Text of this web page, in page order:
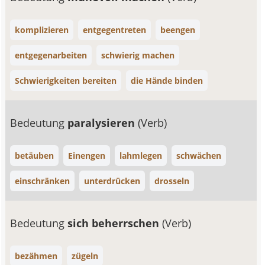
komplizieren entgegentreten beengen
entgegenarbeiten schwierig machen
Schwierigkeiten bereiten die Hände binden
Bedeutung paralysieren(Verb)
betäuben Einengen lahmlegen schwächen
einschränken unterdrücken drosseln
Bedeutungsich beherrschen(Verb)
bezähmen zügeln